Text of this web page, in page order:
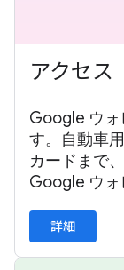
アクセス
Google ウォ
す。自動車
カードまで
Google ウォ
詳細